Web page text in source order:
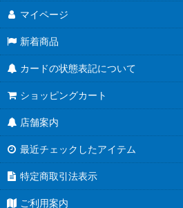
マイページ
新着商品
カードの状態表記について
ショッピングカート
店舗案内
最近チェックしたアイテム
特定商取引法表示
ご利用案内